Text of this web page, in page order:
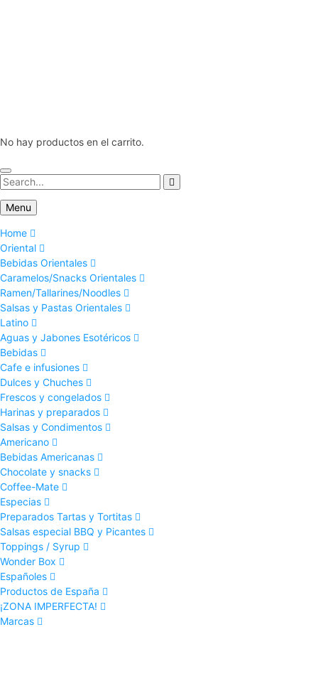
No hay productos en el carrito.
Menu
Home
Oriental
Bebidas Orientales
Caramelos/Snacks Orientales
Ramen/Tallarines/Noodles
Salsas y Pastas Orientales
Latino
Aguas y Jabones Esotéricos
Bebidas
Cafe e infusiones
Dulces y Chuches
Frescos y congelados
Harinas y preparados
Salsas y Condimentos
Americano
Bebidas Americanas
Chocolate y snacks
Coffee-Mate
Especias
Preparados Tartas y Tortitas
Salsas especial BBQ y Picantes
Toppings / Syrup
Wonder Box
Españoles
Productos de España
¡ZONA IMPERFECTA!
Marcas